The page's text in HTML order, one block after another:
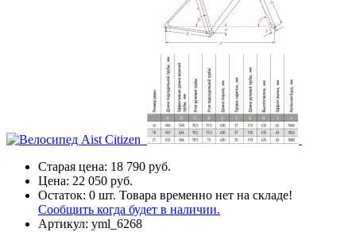
Старая цена: 18 790 руб.
Цена: 22 050 руб.
Остаток: 0 шт. Товара временно нет на складе!
Сообщить когда будет в наличии.
Артикул: yml_6268